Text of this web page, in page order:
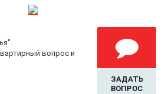
ЗАДАТЬ
ВОПРОС
вопрос и